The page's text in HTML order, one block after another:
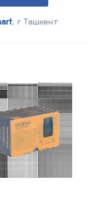
, г Ташкент